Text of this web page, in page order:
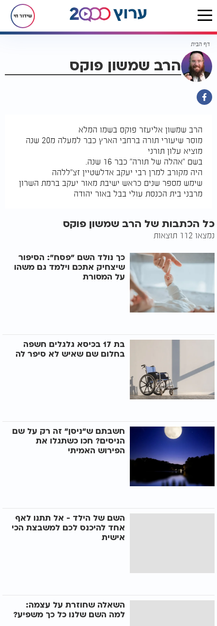
שידור חי
דף הבית
הרב שמשון פוקס
הרב שמשון אליעזר פוקס בשמו המלא
מוסר שיעורי תורה ברחבי הארץ כבר למעלה מ20 שנה
מוציא עלון תורני
בשם "אהלה של תורה" כבר 16 שנה.
היה מקורב למרן רבי יעקב אדלשטיין זצ"ללהה
שימש מספר שנים כראש ישיבת מאור יעקב ברמת השרון
מרבני בית הכנסת עולי בבל באור יהודה
כל הכתבות של הרב שמשון פוקס
נמצאו 112 תוצאות
כך נולד השם "פסח": הסיפור
שיצחיק אתכם וילמד גם משהו
על המסורת
בת 17 בכיסא גלגלים חשפה
בחלום שם שאיש לא סיפר לה
חשבתם ש"ניסן" זה רק על שם
הניסים? חכו כשתגלו את
הפירוש האמיתי
השם של הילד - אל תתנו לאף
אחד להיכנס לכם למשבצת הכי
אישית
השאלה שחוזרת על עצמה:
למה השם שלנו כל כך משפיע?